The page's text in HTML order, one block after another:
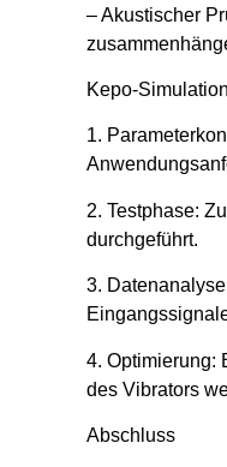
– Akustischer
Kepo-
1.
2. Testphase:
durchgeführt.
3.
4. Optimierung:
des Vibrators
Abschluss